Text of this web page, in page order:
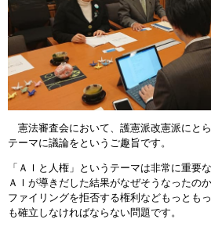
憲法審査会において、護憲派改憲派にと
テーマに議論をというご趣旨です。
「ＡＩと人権」というテーマは非常に重要
ＡＩが導きだした結果がなぜそうなったの
ファイリングを拒否する権利などもっとも
も確立しなければならない問題です。